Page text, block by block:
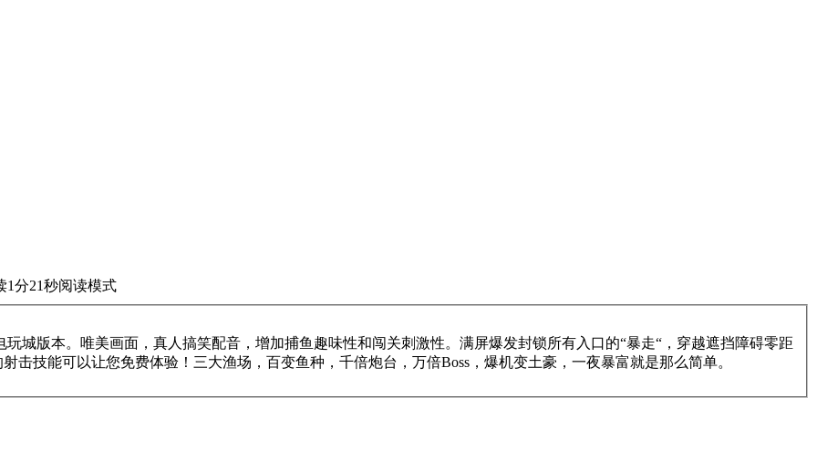
1分21秒阅读模式
城版本。唯美画面，真人搞笑配音，增加捕鱼趣味性和闯关刺激性。满屏爆发封锁所有入口的“暴走“，穿越遮挡障碍零距
击技能可以让您免费体验！三大渔场，百变鱼种，千倍炮台，万倍Boss，爆机变土豪，一夜暴富就是那么简单。